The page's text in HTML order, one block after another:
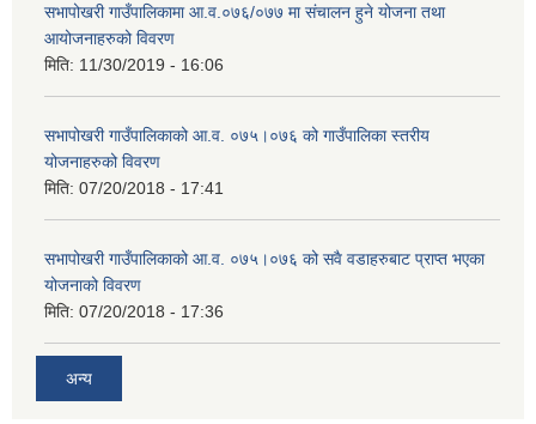
सभापोखरी गाउँपालिकामा आ.व.०७६/०७७ मा संचालन हुने योजना तथा
आयोजनाहरुको विवरण
मिति: 11/30/2019 - 16:06
सभापोखरी गाउँपालिकाको आ.व. ०७५।०७६ को गाउँपालिका स्तरीय
योजनाहरुको विवरण
मिति: 07/20/2018 - 17:41
सभापोखरी गाउँपालिकाको आ.व. ०७५।०७६ को सवै वडाहरुबाट प्राप्त भएका
योजनाको विवरण
मिति: 07/20/2018 - 17:36
अन्य